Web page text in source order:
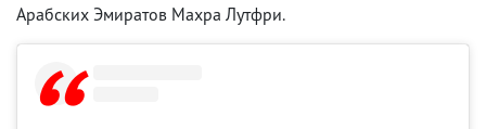
Арабских Эмиратов Махра Лутфри.